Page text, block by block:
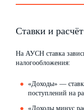
Ставки и
На АУСН ставка
налогообложения:
«Доходы» —
поступлений на
«Доходы минус